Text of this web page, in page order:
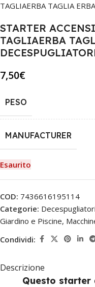
TAGLIAERBA TAGLIA
STARTER
TAGLIAERBA
7,50€
PESO
MANUFACTURER
Esaurito
COD: 7436616195114
Categorie:
Giardino e Piscine,
Condividi:
Descrizione
Questo